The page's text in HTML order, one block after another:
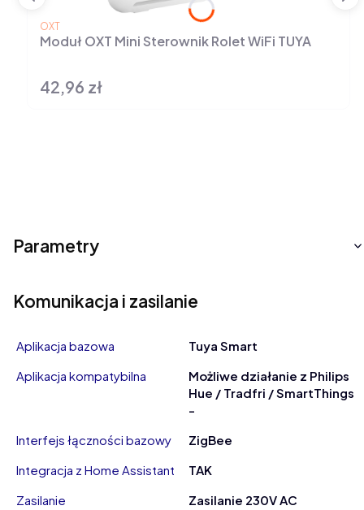
Moduł OXT Mini Sterownik Rolet WiFi TUYA
PRODUCENT
OXT
Cena
42,96 zł
Parametry
Komunikacja i zasilanie
Aplikacja bazowa
Tuya Smart
Aplikacja kompatybilna
Możliwe działanie z Philips
Hue / Tradfri / SmartThings
-
Interfejs łączności bazowy
ZigBee
Integracja z Home Assistant
TAK
Zasilanie
Zasilanie 230V AC